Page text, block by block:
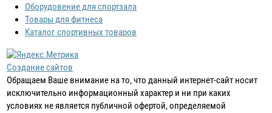
Оборудовение для спортзала
Товары для фитнеса
Каталог спортивных товаров
Создание сайтов
Обращаем Ваше внимание на то, что данный интернет-сайт носит
исключительно информационный характер и ни при каких
условиях не является публичной офертой, определяемой